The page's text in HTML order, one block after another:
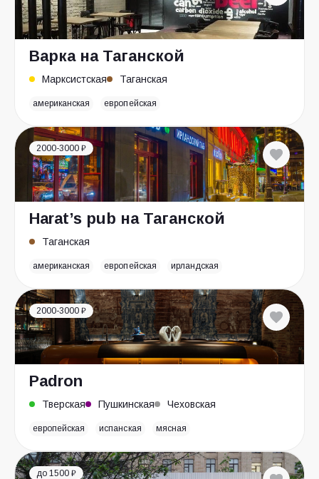
Варка на Таганской
Марксистская Таганская
американская европейская
2000-3000 ₽
Harat’s pub на Таганской
Таганская
американская европейская ирландская
2000-3000 ₽
Padron
Тверская Пушкинская Чеховская
европейская испанская мясная
до 1500 ₽